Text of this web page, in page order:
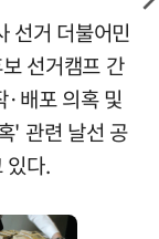
선거 더불어민
선거캠프 간
·배포 의혹 및
' 관련 날선 공
있다.